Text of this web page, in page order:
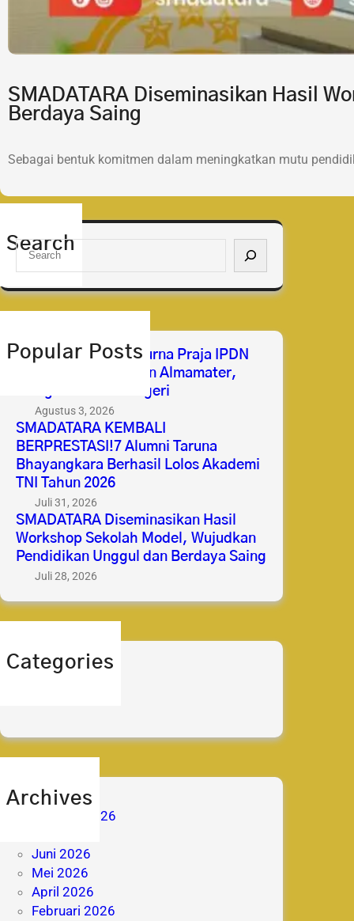
SMADATARA Diseminasikan Hasil
Berdaya Saing
Sebagai bentuk komitmen dalam meningkatkan mutu
Search
S
a
h
Popular Posts
Selamat & Sukses Purna Praja IPDN
2026 Membanggakan Almamater,
Mengabdi untuk Negeri
Agustus 3, 2026
SMADATARA KEMBALI
BERPRESTASI!7 Alumni Taruna
Bhayangkara Berhasil Lolos Akademi
TNI Tahun 2026
Juli 31, 2026
SMADATARA Diseminasikan Hasil
Workshop Sekolah Model, Wujudkan
Pendidikan Unggul dan Berdaya Saing
Juli 28, 2026
Categories
Archives
Agustus 2026
Juni 2026
Mei 2026
April 2026
Februari 2026